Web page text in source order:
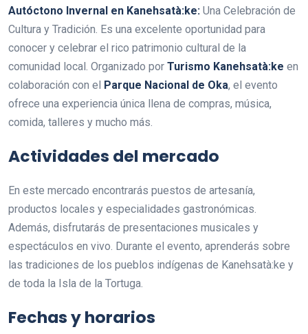
Autóctono Invernal en Kanehsatà:ke: Una Celebración de
Cultura y Tradición. Es una excelente oportunidad para
conocer y celebrar el rico patrimonio cultural de la
comunidad local. Organizado por Turismo Kanehsatà:ke en
colaboración con el Parque Nacional de Oka, el evento
ofrece una experiencia única llena de compras, música,
comida, talleres y mucho más.
Actividades del mercado
En este mercado encontrarás puestos de artesanía,
productos locales y especialidades gastronómicas.
Además, disfrutarás de presentaciones musicales y
espectáculos en vivo. Durante el evento, aprenderás sobre
las tradiciones de los pueblos indígenas de Kanehsatà:ke y
de toda la Isla de la Tortuga.
Fechas y horarios